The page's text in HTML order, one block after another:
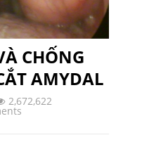
CHỐNG
AMYDAL
2,672,622